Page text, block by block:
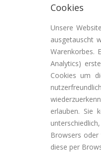
Cookies
Unsere
ausgetauscht
Warenkorbes.
Analytics)
Cookies um
erlauben. Sie
Browsers oder
diese per